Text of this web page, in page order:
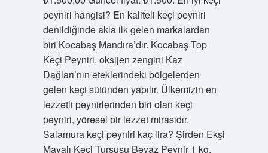
peyniri hangisi? En kaliteli keçi peyniri
denildiğinde akla ilk gelen markalardan
biri Kocabaş Mandıra’dır. Kocabaş Top
Keçi Peyniri, oksijen zengini Kaz
Dağları’nın eteklerindeki bölgelerden
gelen keçi sütünden yapılır. Ülkemizin en
lezzetli peynirlerinden biri olan keçi
peyniri, yöresel bir lezzet mirasıdır.
Salamura keçi peyniri kaç lira? Şirden Ekşi
Mayalı Keçi Turşusu Beyaz Peynir 1 kg.